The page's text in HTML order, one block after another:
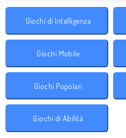
Giochi di Intelligenza
Giochi Mobile
Giochi Popolari
Giochi di Abilità